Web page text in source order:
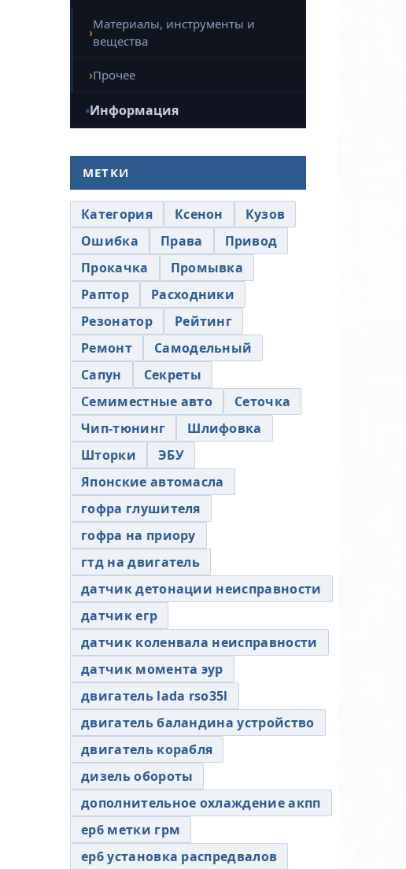
Материалы, инструменты и
вещества
Прочее
Информация
МЕТКИ
Категория Ксенон
Кузов
Ошибка
Права
Привод
Прокачка
Промывка
Раптор
Расходники
Резонатор
Рейтинг
Ремонт
Самодельный
Сапун
Секреты
Семиместные авто
Сеточка
Чип-тюнинг
Шлифовка
Шторки
ЭБУ
Японские автомасла
гофра глушителя
гофра на приору
гтд на двигатель
датчик детонации неисправности
датчик егр
датчик коленвала неисправности
датчик момента эур
двигатель lada rso35l
двигатель баландина устройство
двигатель корабля
дизель обороты
дополнительное охлаждение акпп
ер6 метки грм
ер6 установка распредвалов